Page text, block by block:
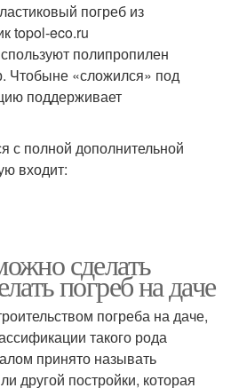
погреб из
topol-eco.ru
полипропилен
Чтобыне «сложился» под
поддерживает
с полной дополнительной
входит:
сделать
погреб на даче
погреба на даче,
такого рода
принято называть
другой постройки, которая